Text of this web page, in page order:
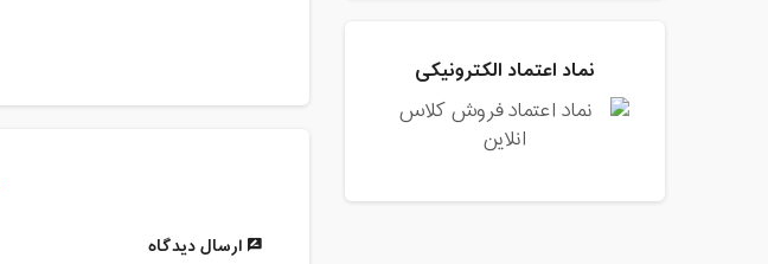
ارسال دیدگاه
نماد اعتماد الکترونیکی